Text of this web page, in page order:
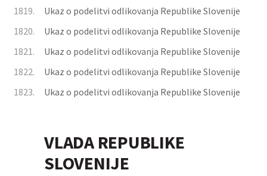
1819.
Ukaz o podelitvi odlikovanja Republike Slovenije
1820.
Ukaz o podelitvi odlikovanja Republike Slovenije
1821.
Ukaz o podelitvi odlikovanja Republike Slovenije
1822.
Ukaz o podelitvi odlikovanja Republike Slovenije
1823.
Ukaz o podelitvi odlikovanja Republike Slovenije
VLADA REPUBLIKE
SLOVENIJE